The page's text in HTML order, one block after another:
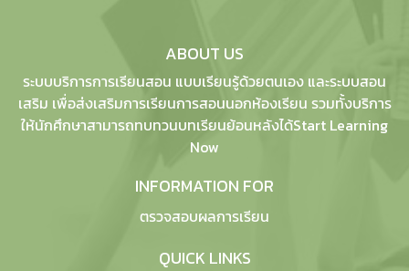
ABOUT US
ระบบบริการการเรียนสอน แบบเรียนรู้ด้วยตนเอง และระบบสอน
เสริม เพื่อส่งเสริมการเรียนการสอนนอกห้องเรียน รวมทั้งบริการ
ให้นักศึกษาสามารถทบทวนบทเรียนย้อนหลังได้Start Learning
Now
INFORMATION FOR
ตรวจสอบผลการเรียน
QUICK LINKS